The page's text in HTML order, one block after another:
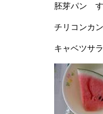
胚芽パン
チリコンカ
キャベツサ